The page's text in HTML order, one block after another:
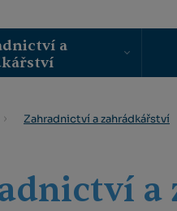
a
Zahradnictví a zahrádkářství
a